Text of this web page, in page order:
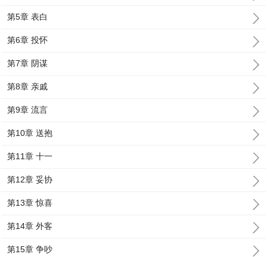
第5章 表白
第6章 投怀
第7章 阴谋
第8章 亲戚
第9章 流言
第10章 送抱
第11章 十一
第12章 妥协
第13章 惊喜
第14章 外客
第15章 争吵